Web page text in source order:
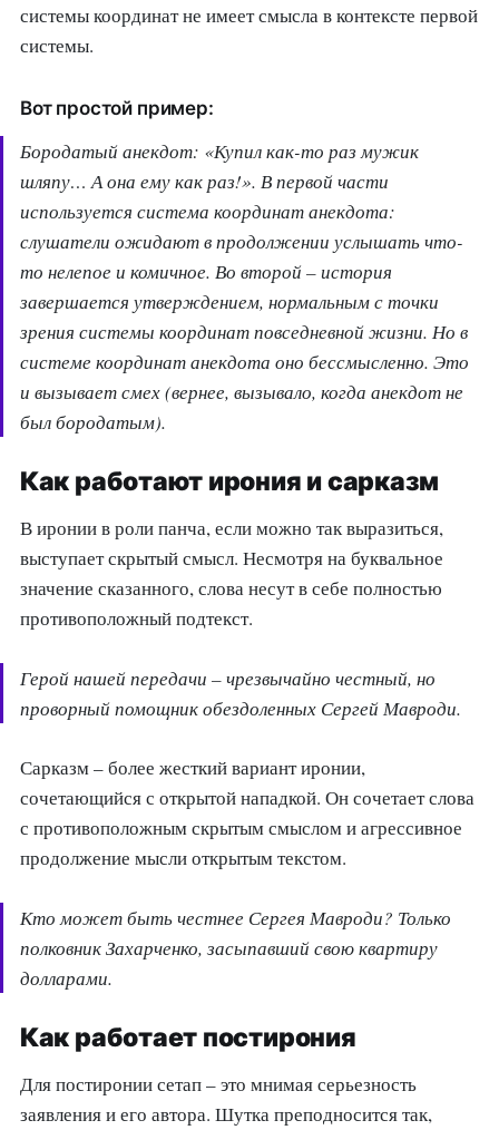
системы координат не имеет смысла в контексте первой
системы.
Вот простой пример:
Бородатый анекдот: «Купил как-то раз мужик
шляпу… А она ему как раз!». В первой части
используется система координат анекдота:
слушатели ожидают в продолжении услышать что-
то нелепое и комичное. Во второй – история
завершается утверждением, нормальным с точки
зрения системы координат повседневной жизни. Но в
системе координат анекдота оно бессмысленно. Это
и вызывает смех (вернее, вызывало, когда анекдот не
был бородатым).
Как работают ирония и сарказм
В иронии в роли панча, если можно так выразиться,
выступает скрытый смысл. Несмотря на буквальное
значение сказанного, слова несут в себе полностью
противоположный подтекст.
Герой нашей передачи – чрезвычайно честный, но
проворный помощник обездоленных Сергей Мавроди.
Сарказм – более жесткий вариант иронии,
сочетающийся с открытой нападкой. Он сочетает слова
с противоположным скрытым смыслом и агрессивное
продолжение мысли открытым текстом.
Кто может быть честнее Сергея Мавроди? Только
полковник Захарченко, засыпавший свою квартиру
долларами.
Как работает постирония
Для постиронии сетап – это мнимая серьезность
заявления и его автора. Шутка преподносится так,